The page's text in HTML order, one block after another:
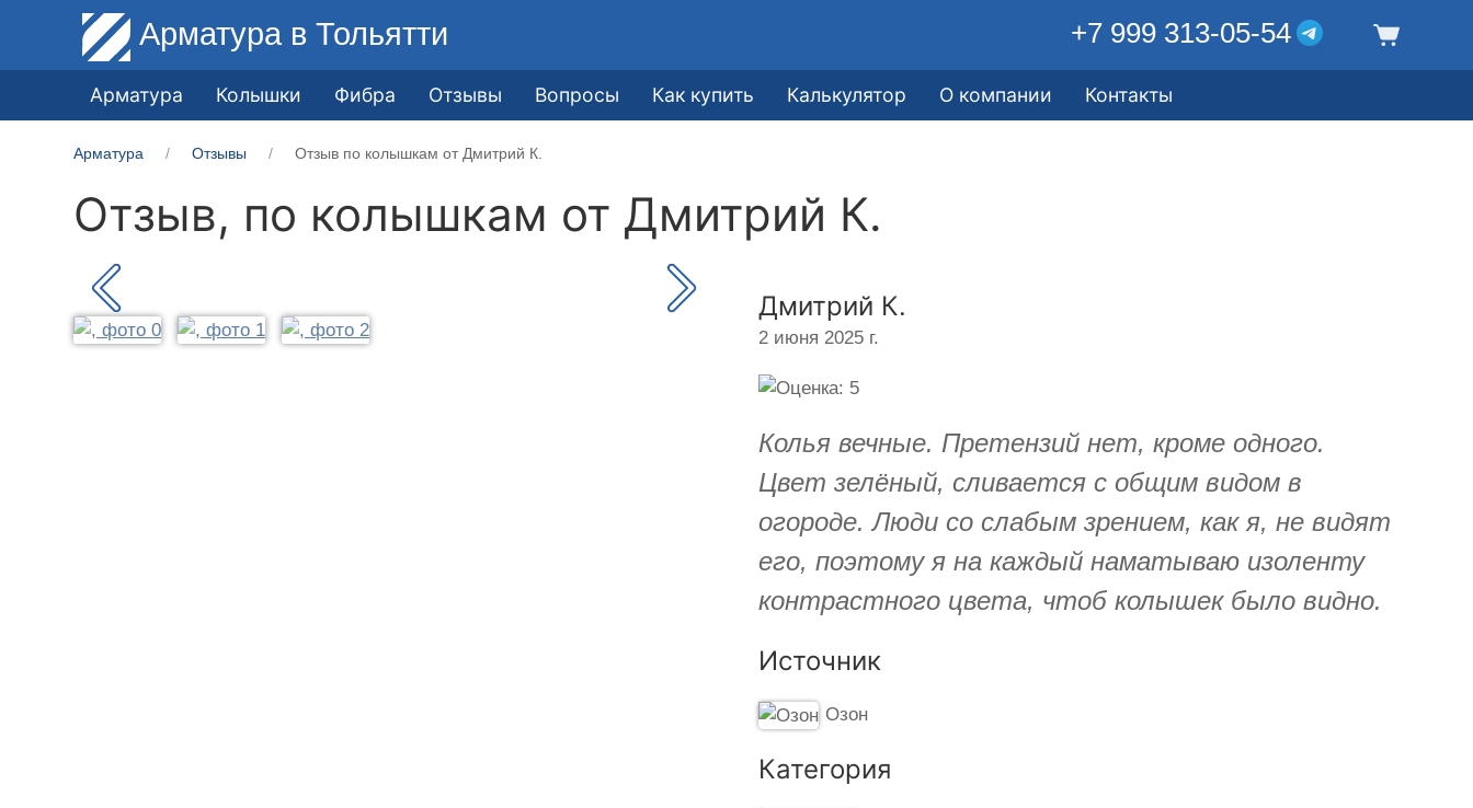
Арматура в Тольятти +7 999 313-05-54
Арматура Колышки Фибра Отзывы Вопросы Как купить Калькулятор О компании Контакты
Арматура Отзывы Отзыв по колышкам от Дмитрий К.
Отзыв, по колышкам от Дмитрий К.
Дмитрий К.
2 июня 2025 г.
Колья вечные. Претензий нет, кроме одного.
Цвет зелёный, сливается с общим видом в
огороде. Люди со слабым зрением, как я, не видят
его, поэтому я на каждый наматываю изоленту
контрастного цвета, чтоб колышек было видно.
Источник
Озон
Категория